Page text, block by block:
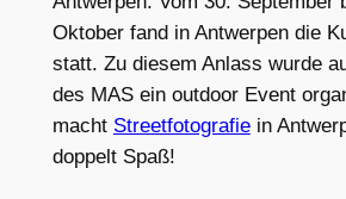
Oktober fand in Antwerpen die
statt. Zu diesem Anlass wurde
des MAS ein outdoor Event
macht Streetfotografiein
doppelt Spaß!